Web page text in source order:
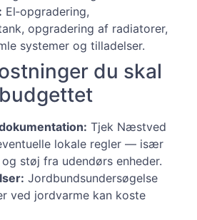
El‑opgradering,
opgradering af radiatorer,
systemer og tilladelser.
du skal
Tjek Næstved
lokale regler — især
støj fra udendørs enheder.
Jordbundsundersøgelse
ved jordvarme kan koste